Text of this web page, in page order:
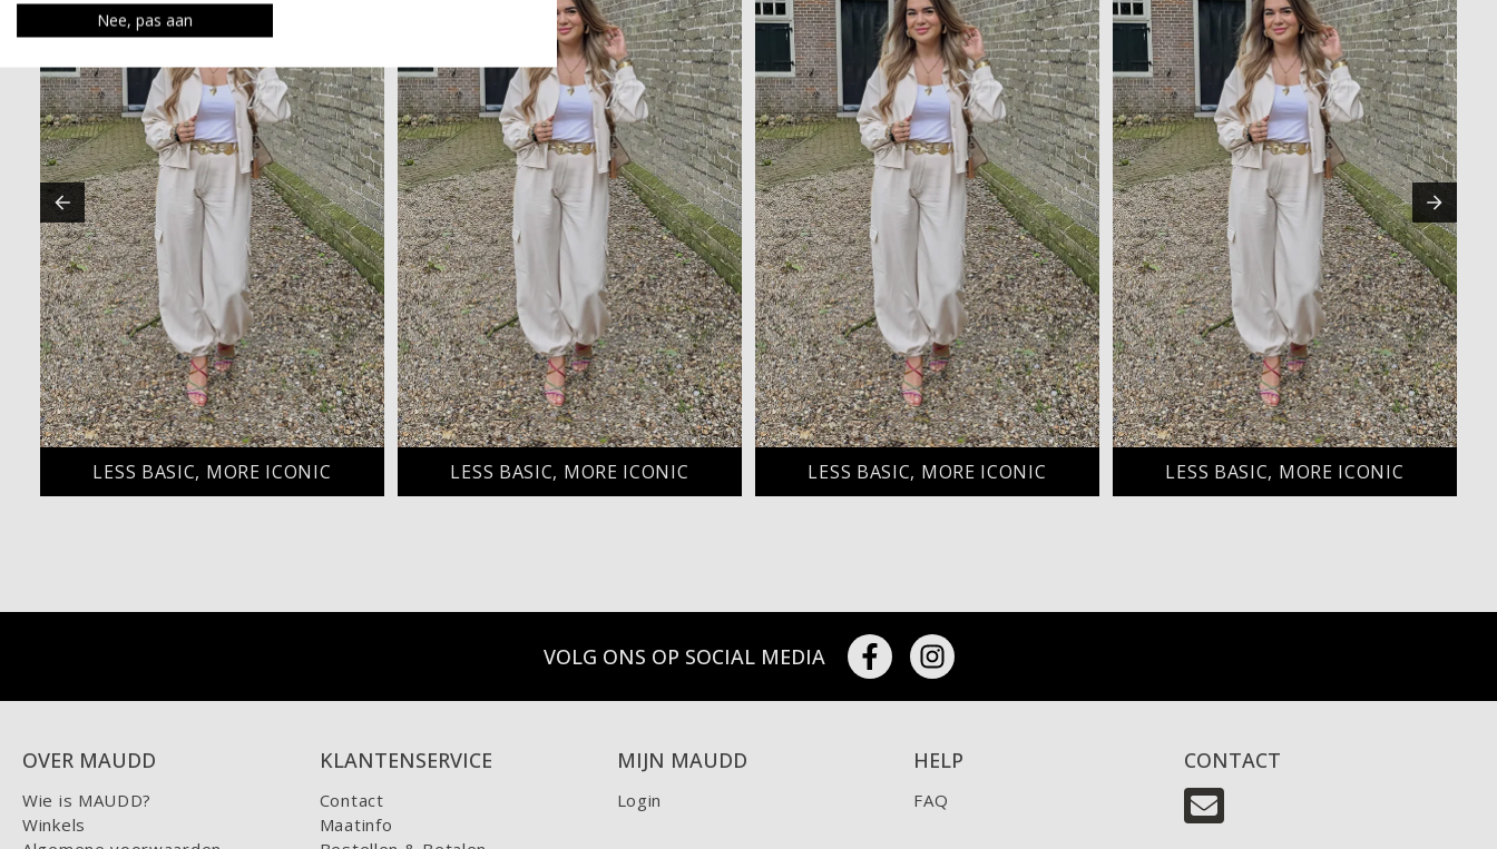
LESS BASIC, MORE ICONIC LESS BASIC, MORE ICONIC LESS BASIC, MORE ICONIC LESS BASIC, MORE ICONIC
VOLG ONS OP SOCIAL MEDIA
OVER MAUDD
Wie is MAUDD?
Winkels
KLANTENSERVICE
Contact
Maatinfo
MIJN MAUDD
Login
HELP
FAQ
CONTACT
Nee, pas aan